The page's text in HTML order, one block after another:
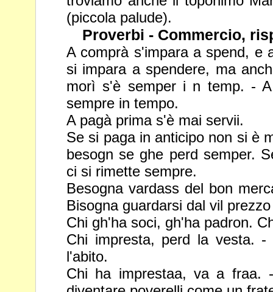
(piccola palude).
Proverbi - Commercio,
A comprà s'impara a spend, e
si impara a spendere, ma
morì s'è semper i n temp. -
sempre in tempo.
A pagà prima s'è mai servii.
Se si paga in anticipo non si è
besogn se ghe perd semper.
ci si rimette sempre.
Besogna vardass del bon
Bisogna guardarsi dal vil
Chi gh'ha soci, gh'ha padron.
Chi impresta, perd la vesta. -
l'abito.
Chi ha imprestaa, va a fraa.